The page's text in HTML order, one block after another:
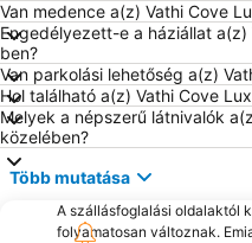
Van medence a(z) Vathi Cove
Engedélyezett-e a háziállat
ben?
Van parkolási lehetőség a(z)
Hol található a(z) Vathi Cove
Melyek a népszerű látnivalók
közelében?
Több mutatása
A szállásfoglalási oldalaktól
folyamatosan változnak.